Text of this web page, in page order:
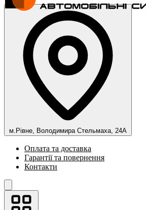
м.Рівне, Володимира Стельмаха, 24А
Оплата та доставка
Гарантії та повернення
Контакти